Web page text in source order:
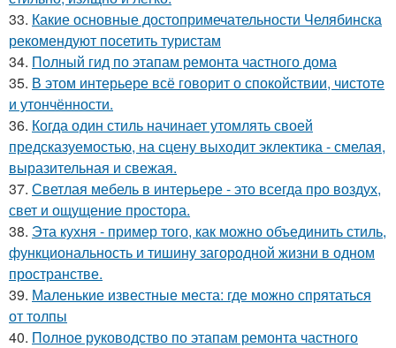
33. Какие основные достопримечательности Челябинска
рекомендуют посетить туристам
34. Полный гид по этапам ремонта частного дома
35. В этом интерьере всё говорит о спокойствии, чистоте
и утончённости.
36. Когда один стиль начинает утомлять своей
предсказуемостью, на сцену выходит эклектика - смелая,
выразительная и свежая.
37. Светлая мебель в интерьере - это всегда про воздух,
свет и ощущение простора.
38. Эта кухня - пример того, как можно объединить стиль,
функциональность и тишину загородной жизни в одном
пространстве.
39. Маленькие известные места: где можно спрятаться
от толпы
40. Полное руководство по этапам ремонта частного